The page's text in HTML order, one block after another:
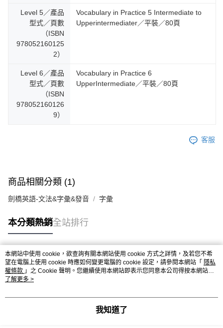
Level 5／產品
型式／頁數
（ISBN
978052160125
2）
Vocabulary in Practice 5 Intermediate to
Upperintermediater／平裝／80頁
Level 6／產品
型式／頁數
（ISBN
978052160126
9）
Vocabulary in Practice 6
UpperIntermediate／平裝／80頁
客服
商品相關分類 (1)
劍橋英語-文法&字彙&發音 字彙
本分類熱銷全站排行
熱門標籤
本網站中使用 cookie，欲查詢有關本網站使用 cookie 方式之詳情，及若您不希
望在電腦上使用 cookie 時應如何變更電腦的 cookie 設定，請參閱本網站「 隱私
權條款 」之 Cookie 聲明。您繼續使用本網站即表示您同意本公司得按本網站使
用條款之 Cookie 聲明使用 cookie。
了解更多 >
我知道了